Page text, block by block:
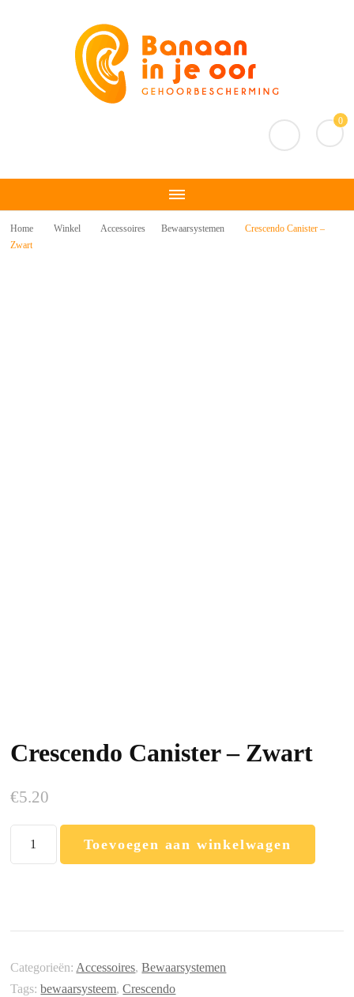
0
Home Winkel Accessoires Bewaarsystemen
Crescendo Canister –
Zwart
Crescendo Canister – Zwart
€5.20
Toevoegen aan winkelwagen
Categorieën: Accessoires,Bewaarsystemen
Tags:bewaarsysteem,Crescendo